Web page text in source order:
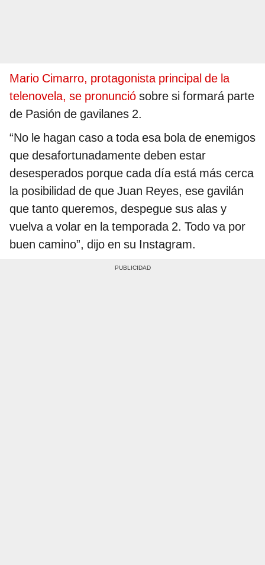
Mario Cimarro, protagonista principal de la
telenovela, se pronunció sobre si formará parte
de Pasión de gavilanes 2.
“No le hagan caso a toda esa bola de enemigos
que desafortunadamente deben estar
desesperados porque cada día está más cerca
la posibilidad de que Juan Reyes, ese gavilán
que tanto queremos, despegue sus alas y
vuelva a volar en la temporada 2. Todo va por
buen camino”, dijo en su Instagram.